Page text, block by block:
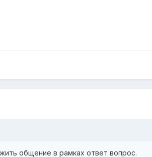
общение в рамках ответ вопрос.